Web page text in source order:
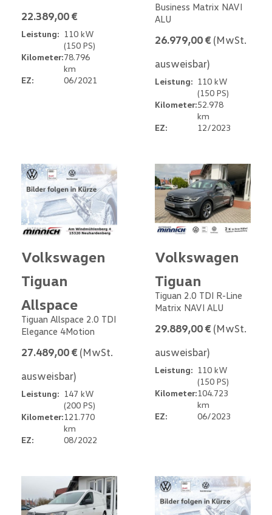
22.389,00 €
Leistung: 110 kW
(150 PS)
Kilometer:78.796
km
EZ:
06/2021
Business Matrix NAVI
ALU
26.979,00 € (MwSt.
ausweisbar)
Leistung: 110 kW
(150 PS)
Kilometer:52.978
km
EZ:
12/2023
Volkswagen
Tiguan
Allspace
Tiguan Allspace 2.0 TDI
Elegance 4Motion
27.489,00 € (MwSt.
ausweisbar)
Leistung: 147 kW
(200 PS)
Kilometer:121.770
km
EZ:
08/2022
Volkswagen
Tiguan
Tiguan 2.0 TDI R-Line
Matrix NAVI ALU
29.889,00 € (MwSt.
ausweisbar)
Leistung: 110 kW
(150 PS)
Kilometer:104.723
km
EZ:
06/2023